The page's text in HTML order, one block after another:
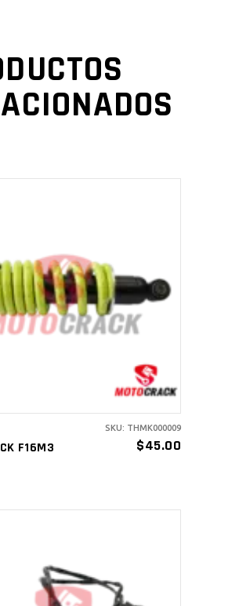
AL CARRITO
F16M3 $45.00
SKU: THMK000009